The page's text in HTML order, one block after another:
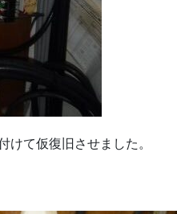
けて仮復旧させました。